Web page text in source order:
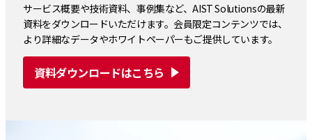
サービス概要や技術資料、事例集など、AIST Solutionsの最新
資料をダウンロードいただけます。会員限定コンテンツでは、
より詳細なデータやホワイトペーパーもご提供しています。
資料ダウンロードはこちら